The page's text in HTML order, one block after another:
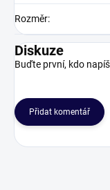
Rozměr:
Diskuze
Buďte první, kdo
Přidat komentář